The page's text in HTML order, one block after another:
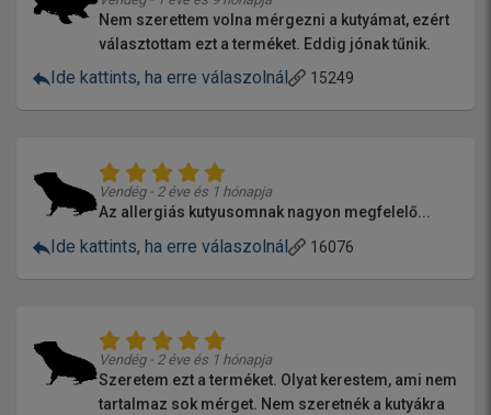
Nem szerettem volna mérgezni a kutyámat, ezért
választottam ezt a terméket. Eddig jónak tűnik.
Ide kattints, ha erre válaszolnál 15249
Vendég - 2 éve és 1 hónapja
Az allergiás kutyusomnak nagyon megfelelő...
Ide kattints, ha erre válaszolnál 16076
Vendég - 2 éve és 1 hónapja
Szeretem ezt a terméket. Olyat kerestem, ami nem
tartalmaz sok mérget. Nem szeretnék a kutyákra